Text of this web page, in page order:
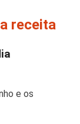
receita
e os